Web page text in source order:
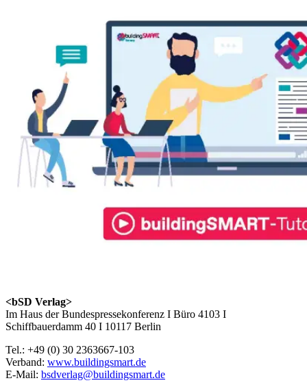
<bSD Verlag>
Im Haus der Bundespressekonferenz I Büro 4103 I
Schiffbauerdamm 40 I 10117 Berlin
Tel.: +49 (0) 30 2363667-103
Verband: www.buildingsmart.de
E-Mail: bsdverlag@buildingsmart.de